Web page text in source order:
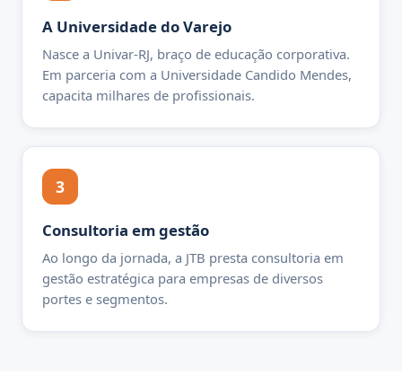
A Universidade do Varejo
Nasce a Univar-RJ, braço de educação corporativa.
Em parceria com a Universidade Candido Mendes,
capacita milhares de profissionais.
3
Consultoria em gestão
Ao longo da jornada, a JTB presta consultoria em
gestão estratégica para empresas de diversos
portes e segmentos.